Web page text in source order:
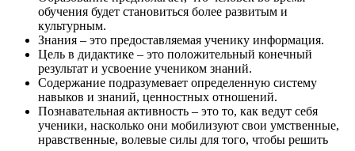
обучения будет становиться более развитым и
культурным.
Знания – это предоставляемая ученику информация.
Цель в дидактике – это положительный конечный
результат и усвоение учеником знаний.
Содержание подразумевает определенную систему
навыков и знаний, ценностных отношений.
Познавательная активность – это то, как ведут себя
ученики, насколько они мобилизуют свои умственные,
нравственные, волевые силы для того, чтобы решить